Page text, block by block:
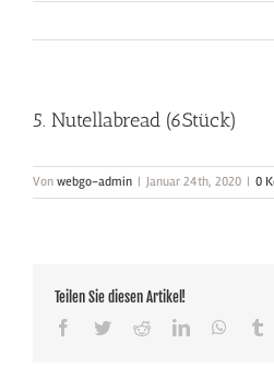
5. Nutellabread (6Stück)
Von webgo-admin | Januar 24th, 2020 | 0
Teilen Sie diesen Artikel!
Facebook
TwitterRedditLinkedIn